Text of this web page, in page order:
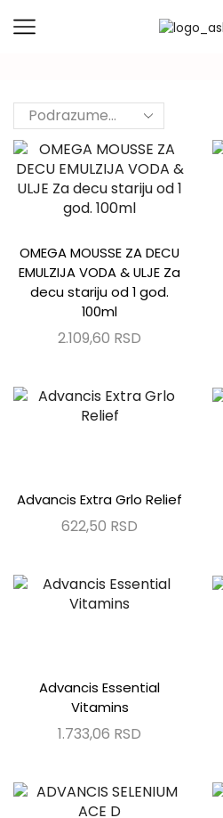
OMEGA MOUSSE ZA DECU
EMULZIJA VODA & ULJE Za
decu stariju od 1 god.
100ml
2.109,60 RSD
Advancis Extra Grlo Relief
622,50 RSD
Advancis Essential
Vitamins
1.733,06 RSD